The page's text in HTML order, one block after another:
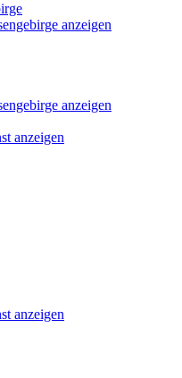
anzeigen
anzeigen
anzeigen
anzeigen